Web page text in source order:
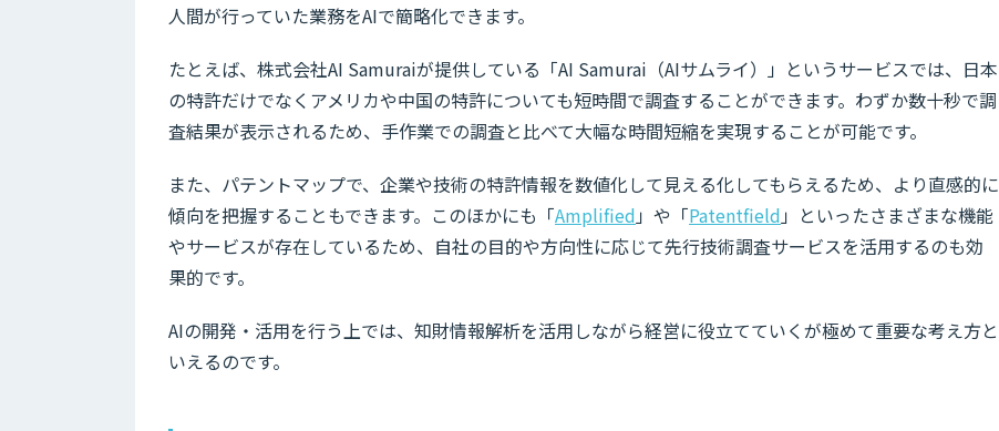
人間が行っていた業務をAIで簡略化できます。
たとえば、株式会社AI Samuraiが提供している「AI Samurai（AIサムライ）」というサービスでは、日本
の特許だけでなくアメリカや中国の特許についても短時間で調査することができます。わずか数十秒で調
査結果が表示されるため、手作業での調査と比べて大幅な時間短縮を実現することが可能です。
また、パテントマップで、企業や技術の特許情報を数値化して見える化してもらえるため、より直感的に
傾向を把握することもできます。このほかにも「Amplified」や「Patentfield」といったさまざまな機能
やサービスが存在しているため、自社の目的や方向性に応じて先行技術調査サービスを活用するのも効
果的です。
AIの開発・活用を行う上では、知財情報解析を活用しながら経営に役立てていくが極めて重要な考え方と
いえるのです。